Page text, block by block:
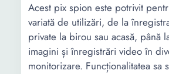
Acest pix spion este potrivit
variată de utilizări, de la
private la birou sau acasă, până
imagini și înregistrări video în
monitorizare. Funcționalitatea sa